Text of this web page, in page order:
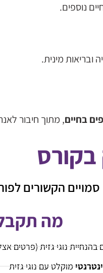
נוספים.
ובריאות מינית.
בחיים, מתוך חיבור
הקשורים
מה
בהנחיית נוגי גזית (פרטים
מוקלט עם נוגי גזית